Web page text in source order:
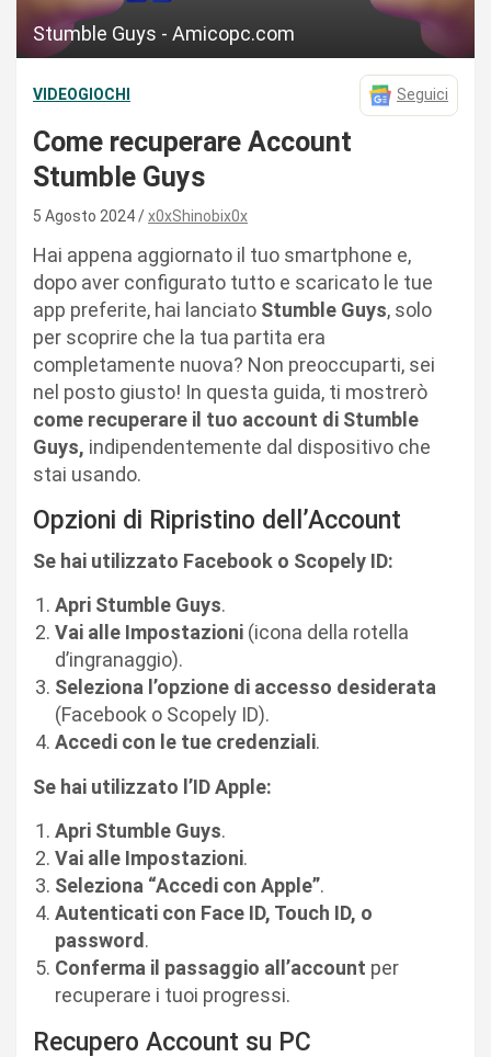
Stumble Guys - Amicopc.com
VIDEOGIOCHI Seguici
Come recuperare Account
Stumble Guys
5 Agosto 2024 x0xShinobix0x
Hai appena aggiornato il tuo smartphone e,
dopo aver configurato tutto e scaricato le tue
app preferite, hai lanciato Stumble Guys, solo
per scoprire che la tua partita era
completamente nuova? Non preoccuparti, sei
nel posto giusto! In questa guida, ti mostrerò
come recuperare il tuo account di Stumble
Guys, indipendentemente dal dispositivo che
stai usando.
Opzioni di Ripristino dell’Account
Se hai utilizzato Facebook o Scopely ID:
Apri Stumble Guys.
Vai alle Impostazioni (icona della rotella
d’ingranaggio).
Seleziona l’opzione di accesso desiderata
(Facebook o Scopely ID).
Accedi con le tue credenziali.
Se hai utilizzato l’ID Apple:
Apri Stumble Guys.
Vai alle Impostazioni.
Seleziona “Accedi con Apple”.
Autenticati con Face ID, Touch ID, o
password.
Conferma il passaggio all’account per
recuperare i tuoi progressi.
Recupero Account su PC